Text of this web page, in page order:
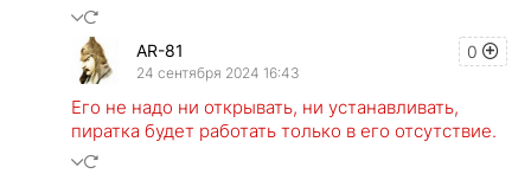
0
AR-81
24 сентября 2024 16:43
Его не надо ни открывать, ни устанавливать,
пиратка будет работать только в его отсутствие.